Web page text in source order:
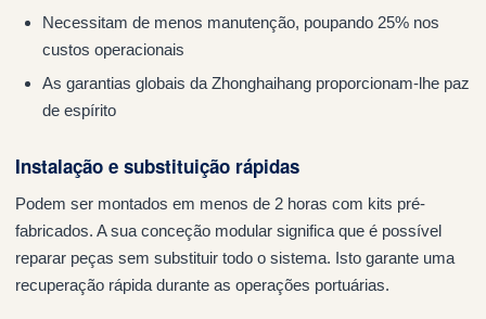
Necessitam de menos manutenção, poupando 25% nos
custos operacionais
As garantias globais da Zhonghaihang proporcionam-lhe paz
de espírito
Instalação e substituição rápidas
Podem ser montados em menos de 2 horas com kits pré-
fabricados. A sua conceção modular significa que é possível
reparar peças sem substituir todo o sistema. Isto garante uma
recuperação rápida durante as operações portuárias.